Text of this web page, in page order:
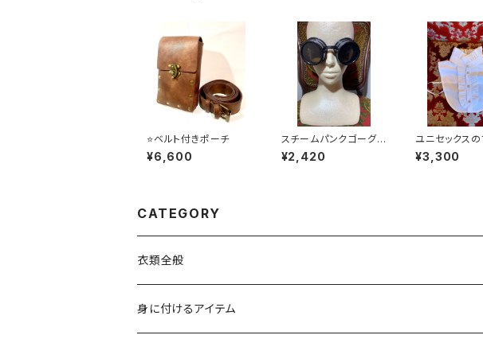
⭐️ベルト付きポーチ
¥6,600
スチームパンクゴーグル
Steampunk Goggle
s
¥2,420
ユニセックスの
ケエリ
¥3,300
CATEGORY
衣類全般
コルセット
身に付けるアイテム